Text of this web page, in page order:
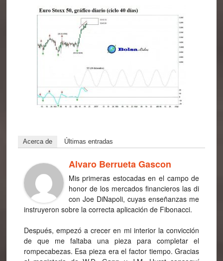
Acerca de Últimas entradas
Alvaro Berrueta Gascon
Mis primeras estocadas en el campo de
honor de los mercados financieros las di
con Joe DiNapoli, cuyas enseñanzas me
instruyeron sobre la correcta aplicación de Fibonacci.
Después, empezó a crecer en mi interior la convicción
de que me faltaba una pieza para completar el
rompecabezas. Esa pieza era el factor tiempo. Gracias